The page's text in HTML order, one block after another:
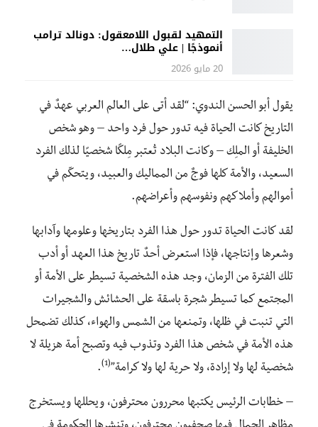
التمهيد لقبول اللامعقول: دونالد ترامب
أنموذجًا | علي طلال…
20 مايو 2026
يقول أبو الحسن الندوي: “لقد أتى على العالم العربي عهدٌ في
التاريخ كانت الحياة فيه تدور حول فرد واحد – وهو شخص
الخليفة أو الملِك – وكانت البلاد تُعتبر مِلكًا شخصيًا لذلك الفرد
السعيد، والأمة كلها فوجٌ من المماليك والعبيد، ويتحكّم في
أموالهم وأملاكهم ونفوسهم وأعراضهم.
لقد كانت الحياة تدور حول هذا الفرد بتاريخها وعلومها وآدابها
وشعرها وإنتاجها، فإذا استعرض أحدٌ تاريخ هذا العهد أو أدب
تلك الفترة من الزمان، وجد هذه الشخصية تسيطر على الأمة أو
المجتمع كما تسيطر شجرة باسقة على الحشائش والشجيرات
التي تنبت في ظلها، وتمنعها من الشمس والهواء، كذلك تضمحل
هذه الأمة في شخص هذا الفرد وتذوب فيه وتصبح أمة هزيلة لا
شخصية لها ولا إرادة، ولا حرية لها ولا كرامة”(1)
.
– خطابات الرئيس يكتبها محررون محترفون، ويحللها ويستخرج